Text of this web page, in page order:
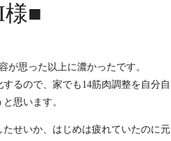
■
が思った以上に濃かったです。
るので、家でも14筋肉調整を自分自
思います。
せいか、はじめは疲れていたのに元